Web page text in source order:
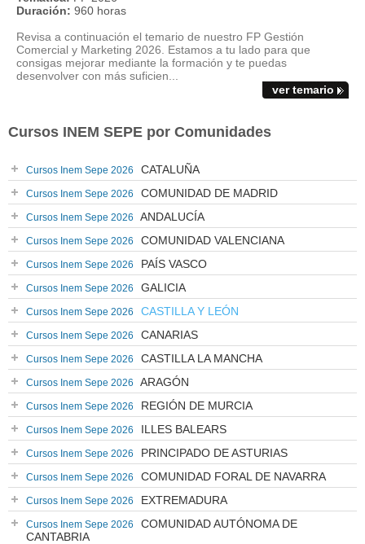
Duración: 960 horas
Revisa a continuación el temario de nuestro FP Gestión
Comercial y Marketing 2026. Estamos a tu lado para que
consigas mejorar mediante la formación y te puedas
desenvolver con más suficien...
ver temario
Cursos INEM SEPE por Comunidades
Cursos Inem Sepe 2026 CATALUÑA
Cursos Inem Sepe 2026 COMUNIDAD DE MADRID
Cursos Inem Sepe 2026 ANDALUCÍA
Cursos Inem Sepe 2026 COMUNIDAD VALENCIANA
Cursos Inem Sepe 2026 PAÍS VASCO
Cursos Inem Sepe 2026 GALICIA
Cursos Inem Sepe 2026 CASTILLA Y LEÓN
Cursos Inem Sepe 2026 CANARIAS
Cursos Inem Sepe 2026 CASTILLA LA MANCHA
Cursos Inem Sepe 2026 ARAGÓN
Cursos Inem Sepe 2026 REGIÓN DE MURCIA
Cursos Inem Sepe 2026 ILLES BALEARS
Cursos Inem Sepe 2026 PRINCIPADO DE ASTURIAS
Cursos Inem Sepe 2026 COMUNIDAD FORAL DE NAVARRA
Cursos Inem Sepe 2026 EXTREMADURA
Cursos Inem Sepe 2026
COMUNIDAD AUTÓNOMA DE
CANTABRIA